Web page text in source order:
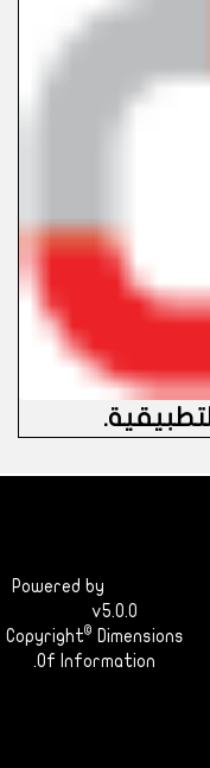
Powered by
v5.0.0
Copyright©
Dimensions
Of Information.